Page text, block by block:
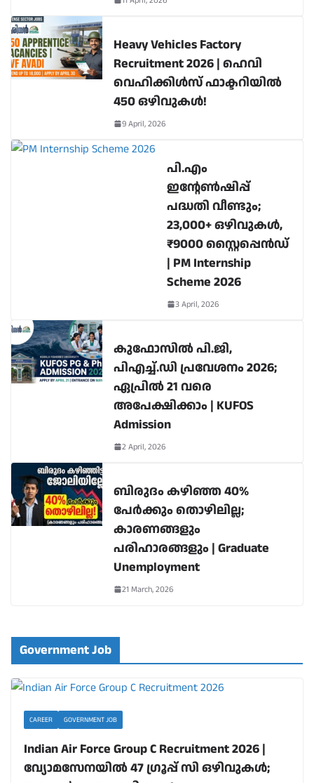
Heavy Vehicles Factory
Recruitment 2026 | ഹെവി
വെഹിക്കിൾസ് ഫാക്ടറിയിൽ
450 ഒഴിവുകൾ!
9 April, 2026
പി.എം
ഇന്റേൺഷിപ്പ്
പദ്ധതി വീണ്ടും;
23,000+ ഒഴിവുകൾ,
₹9000 സ്റ്റൈപ്പെൻഡ്
| PM Internship
Scheme 2026
3 April, 2026
കുഫോസിൽ പി.ജി,
പിഎച്ച്.ഡി പ്രവേശനം 2026;
ഏപ്രിൽ 21 വരെ
അപേക്ഷിക്കാം | KUFOS
Admission
2 April, 2026
ബിരുദം കഴിഞ്ഞ 40%
പേർക്കും തൊഴിലില്ല;
കാരണങ്ങളും
പരിഹാരങ്ങളും | Graduate
Unemployment
21 March, 2026
Government Job
CAREER GOVERNMENT JOB
Indian Air Force Group C Recruitment 2026 |
വ്യോമസേനയിൽ 47 ഗ്രൂപ്പ് സി ഒഴിവുകൾ;